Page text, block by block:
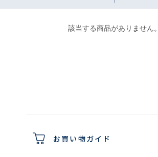
該当する商品がありません。
お買い物ガイド